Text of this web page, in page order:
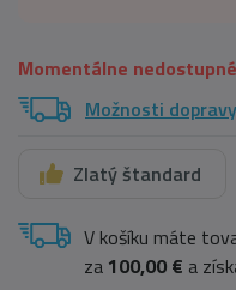
Momentálne nedostupné
Možnosti dopravy
Zlatý štandard
V košíku máte
za 100,00 € a